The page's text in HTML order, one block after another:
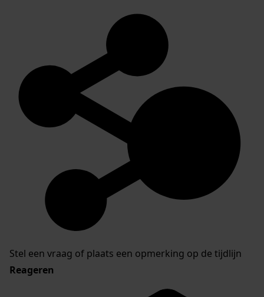
Stel een vraag of plaats een opmerking op de tijdlijn
Reageren